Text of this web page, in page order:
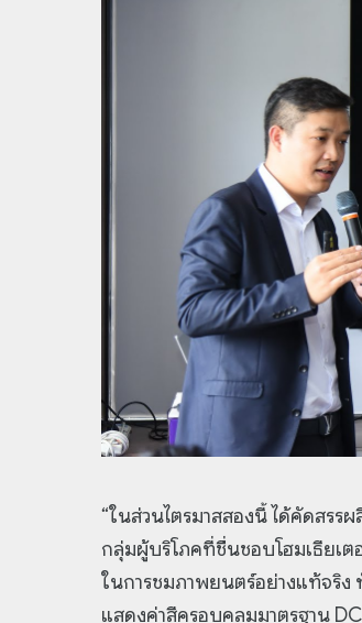
“ในส่วนไตรมาสสองนี้ ได้คัดสรร
กลุ่มผู้บริโภคที่ชื่นชอบโฮมเธียเ
ในการชมภาพยนตร์อย่างแท้จริ
แสดงค่าสีครอบคลุมมาตรฐาน